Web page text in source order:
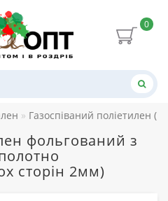
0
Газоспіваний поліетилен
фольгований з
сторін 2мм)